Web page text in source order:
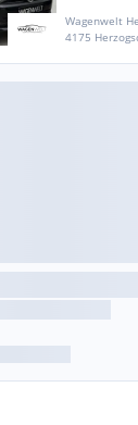
Wagenwelt
4175